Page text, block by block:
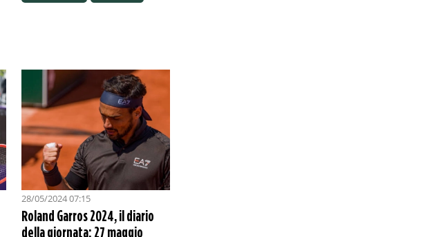
28/05/2024 07:15
Roland Garros 2024, il diario
della giornata: 27 maggio